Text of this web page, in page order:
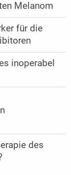
Melanom
für die
inoperabel
des